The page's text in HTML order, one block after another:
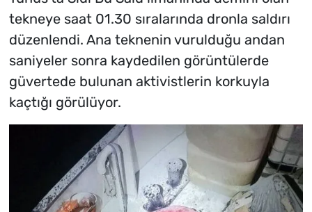
tekneye saat 01.30 sıralarında dronla saldırı
düzenlendi. Ana teknenin vurulduğu andan
saniyeler sonra kaydedilen görüntülerde
güvertede bulunan aktivistlerin korkuyla
kaçtığı görülüyor.